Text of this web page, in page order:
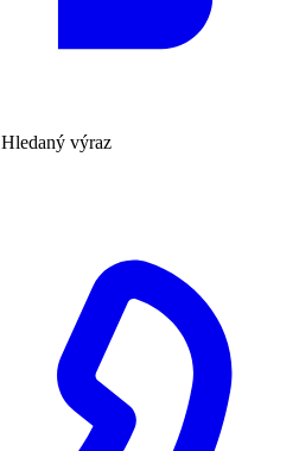
Hledaný výraz